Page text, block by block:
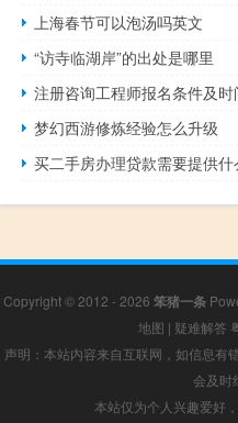
上海春节可以泡汤吗英文
“访寺临湖岸”的出处是哪里
注册咨询工程师报名条件及时
梦幻西游修炼经验怎么升级
买二手房办理贷款需要提供
Copyright © 2012 - 2026 笨猪一条
地图 | 疑难解答
声明：本站内容来自互联网，如信息有
会及时
本站仅为个人兴趣爱好